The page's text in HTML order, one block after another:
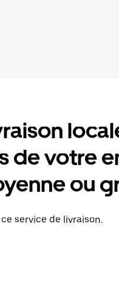
de votre
ou
service de livraison.